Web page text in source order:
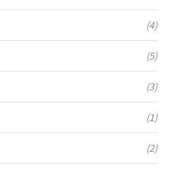
(4)
(5)
(3)
(1)
(2)